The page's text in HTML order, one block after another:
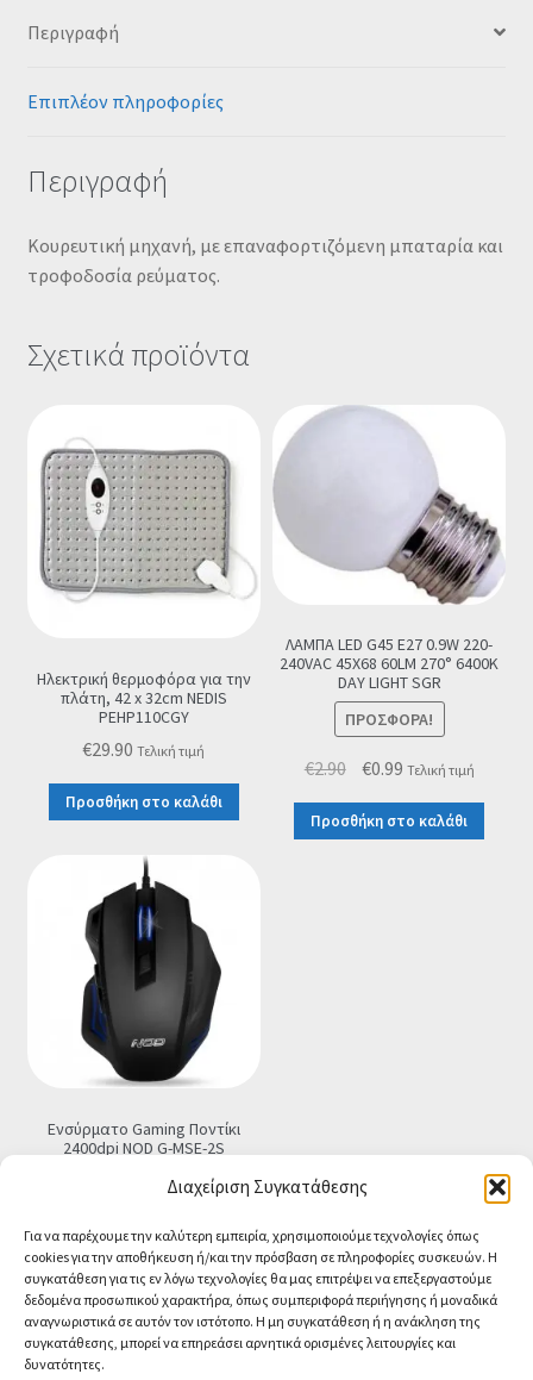
Διαχείριση Συγκατάθεσης
Για να παρέχουμε την καλύτερη εμπειρία, χρησιμοποιούμε τεχνολογίες όπως
cookies για την αποθήκευση ή/και την πρόσβαση σε πληροφορίες συσκευών. Η
συγκατάθεση για τις εν λόγω τεχνολογίες θα μας επιτρέψει να επεξεργαστούμε
δεδομένα προσωπικού χαρακτήρα, όπως συμπεριφορά περιήγησης ή μοναδικά
αναγνωριστικά σε αυτόν τον ιστότοπο. Η μη συγκατάθεση ή η ανάκληση της
συγκατάθεσης, μπορεί να επηρεάσει αρνητικά ορισμένες λειτουργίες και
δυνατότητες.
Περιγραφή
Επιπλέον πληροφορίες
Περιγραφή
Κουρευτική μηχανή, με επαναφορτιζόμενη μπαταρία και
τροφοδοσία ρεύματος.
Σχετικά προϊόντα
Ηλεκτρική θερμοφόρα για την
πλάτη, 42 x 32cm NEDIS
PEHP110CGY
€29.90 Τελική τιμή
Προσθήκη στο καλάθι
ΛΑΜΠΑ LED G45 E27 0.9W 220-
240VAC 45X68 60LM 270° 6400K
DAY LIGHT SGR
ΠΡΟΣΦΟΡΆ!
€2.90 Original
was:
€0.99Η
τιμή
Τελική τιμή
Προσθήκη στο καλάθι
Ενσύρματο Gaming Ποντίκι
2400dpi NOD G-MSE-2S
Τελική τιμή
Προσθήκη στο καλάθι